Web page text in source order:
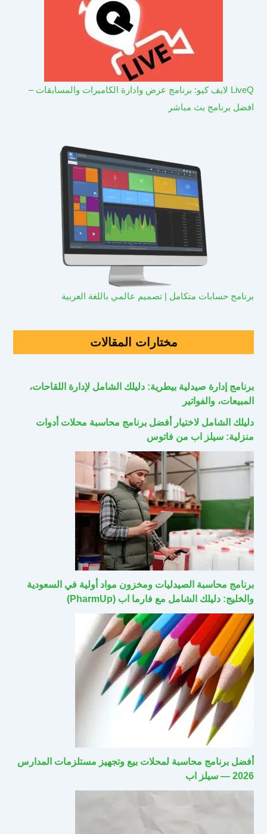
LiveQ لايف كيو: برنامج عرض وادارة الكاميرات والمسابقات –
افضل برنامج بث مباشر
برنامج حسابات متكامل | تصميم عالمي باللغة العربية
مختارات المقالات
برنامج إدارة صيدلية بيطرية: دليلك الشامل لإدارة اللقاحات،
المبيعات، والفواتير
دليلك الشامل لاختيار أفضل برنامج محاسبة محلات أدوات
منزلية: سيلز اب من فاتوس
برنامج محاسبة الصيدليات ومخزون مواد أولية في السعودية
والخليج: دليلك الشامل مع فارما اب (PharmUp)
أفضل برنامج محاسبة لمحلات بيع وتجهيز مستلزمات المدارس
2026 — سيلز اب